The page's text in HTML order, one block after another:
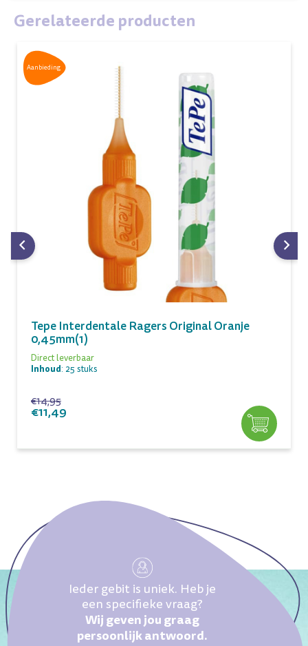
Gerelateerde producten
Aanbieding
Tepe Interdentale Ragers Original Oranje
0,45mm(1)
Direct leverbaar
Inhoud: 25 stuks
€14,95
€11,49
Ieder gebit is uniek. Heb je
een specifieke vraag?
Wij geven jou graag
persoonlijk antwoord.